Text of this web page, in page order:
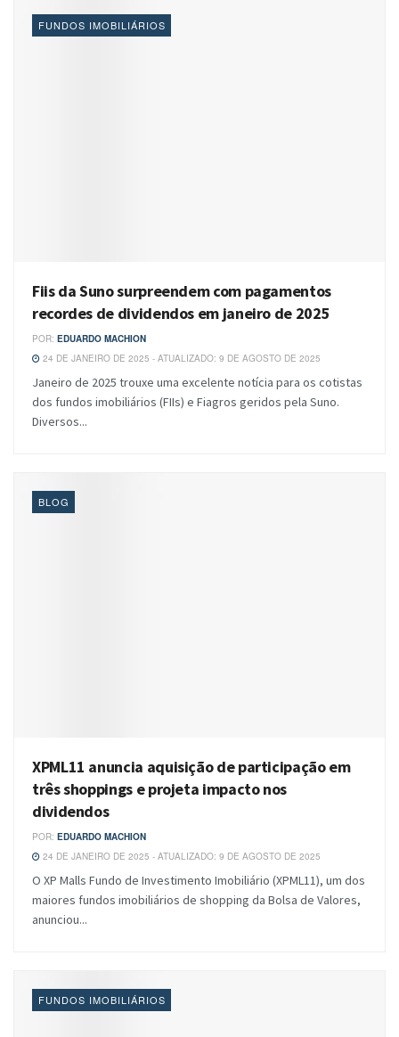
FUNDOS IMOBILIÁRIOS
Fiis da Suno surpreendem com pagamentos
recordes de dividendos em janeiro de 2025
POR: EDUARDO MACHION
24 DE JANEIRO DE 2025 - ATUALIZADO: 9 DE AGOSTO DE 2025
Janeiro de 2025 trouxe uma excelente notícia para os cotistas
dos fundos imobiliários (FIIs) e Fiagros geridos pela Suno.
Diversos...
BLOG
XPML11 anuncia aquisição de participação em
três shoppings e projeta impacto nos
dividendos
POR: EDUARDO MACHION
24 DE JANEIRO DE 2025 - ATUALIZADO: 9 DE AGOSTO DE 2025
O XP Malls Fundo de Investimento Imobiliário (XPML11), um dos
maiores fundos imobiliários de shopping da Bolsa de Valores,
anunciou...
FUNDOS IMOBILIÁRIOS